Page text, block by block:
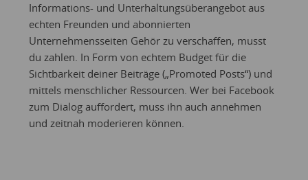
Informations- und Unterhaltungsüberangebot aus
echten Freunden und abonnierten
Unternehmensseiten Gehör zu verschaffen, musst
du zahlen. In Form von echtem Budget für die
Sichtbarkeit deiner Beiträge („Promoted Posts“) und
mittels menschlicher Ressourcen. Wer bei Facebook
zum Dialog auffordert, muss ihn auch annehmen
und zeitnah moderieren können.